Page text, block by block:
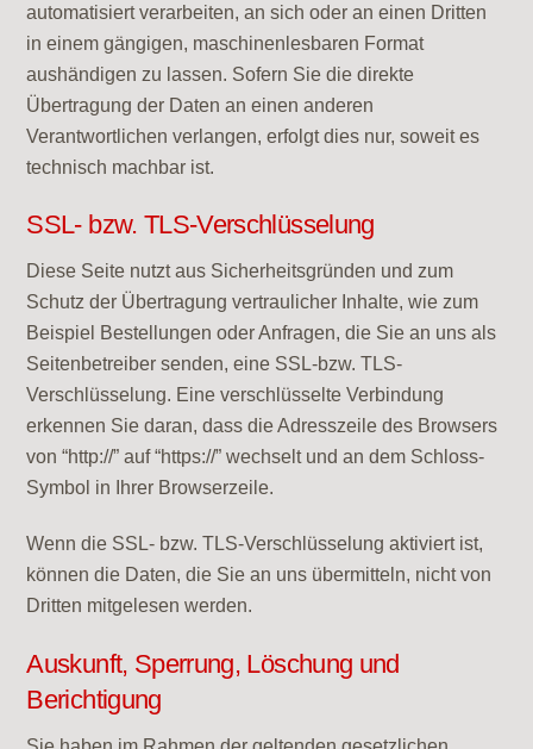
automatisiert verarbeiten, an sich oder an einen Dritten
in einem gängigen, maschinenlesbaren Format
aushändigen zu lassen. Sofern Sie die direkte
Übertragung der Daten an einen anderen
Verantwortlichen verlangen, erfolgt dies nur, soweit es
technisch machbar ist.
SSL- bzw. TLS-Verschlüsselung
Diese Seite nutzt aus Sicherheitsgründen und zum
Schutz der Übertragung vertraulicher Inhalte, wie zum
Beispiel Bestellungen oder Anfragen, die Sie an uns als
Seitenbetreiber senden, eine SSL-bzw. TLS-
Verschlüsselung. Eine verschlüsselte Verbindung
erkennen Sie daran, dass die Adresszeile des Browsers
von “http://” auf “https://” wechselt und an dem Schloss-
Symbol in Ihrer Browserzeile.
Wenn die SSL- bzw. TLS-Verschlüsselung aktiviert ist,
können die Daten, die Sie an uns übermitteln, nicht von
Dritten mitgelesen werden.
Auskunft, Sperrung, Löschung und
Berichtigung